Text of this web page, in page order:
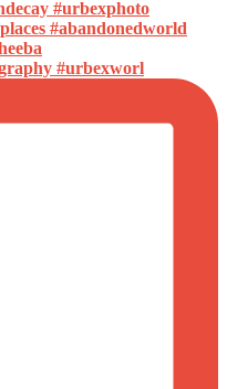
#urbexworl